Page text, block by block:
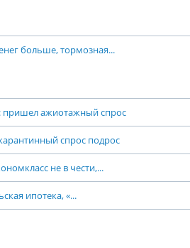
больше, тормозная...
пришел ажиотажный спрос
спрос подрос
не в чести,...
ипотека, «...